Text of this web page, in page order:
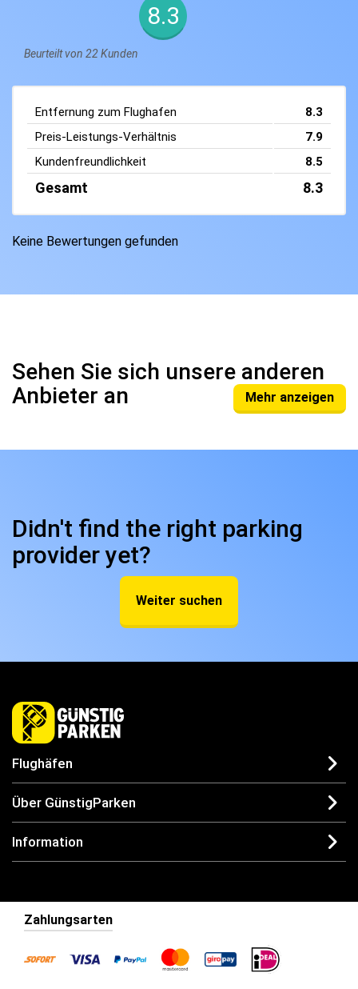
8.3
Beurteilt von 22 Kunden
Entfernung zum Flughafen
8.3
Preis-Leistungs-Verhältnis
7.9
Kundenfreundlichkeit
8.5
Gesamt 8.3
Keine Bewertungen gefunden
Sehen Sie sich unsere anderen
Anbieter an
Mehr anzeigen
Didn't find the right parking
provider yet?
Weiter suchen
Flughäfen
Über GünstigParken
Information
Zahlungsarten